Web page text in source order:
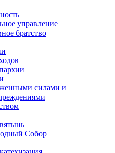
управление
братство
силами и
Собор